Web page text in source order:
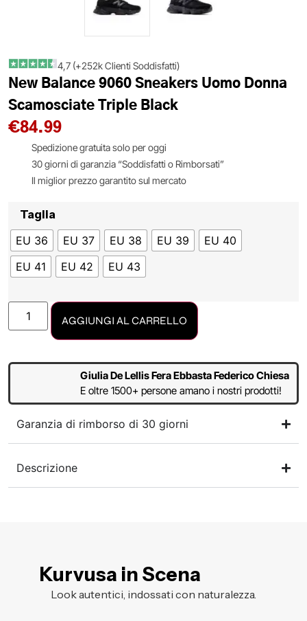
4,7 (+252k Clienti Soddisfatti)
New Balance 9060 Sneakers Uomo Donna
Scamosciate Triple Black
€84.99
Spedizione gratuita solo per oggi
30 giorni di garanzia “Soddisfatti o Rimborsati”
Il miglior prezzo garantito sul mercato
Taglia
EU 36
EU 37 EU 38 EU 39
EU 40
EU 41
EU 42 EU 43
AGGIUNGI AL CARRELLO
Giulia De Lellis Fera Ebbasta Federico Chiesa
E oltre 1500+ persone amano i nostri prodotti!
Garanzia di rimborso di 30 giorni
Descrizione
Kurvusa in Scena
Look autentici, indossati con naturalezza.